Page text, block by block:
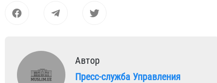
Автор
Пресс-служба Управления